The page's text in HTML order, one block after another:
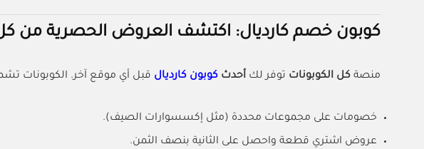
كوبون خصم كارديال: اكتشف العروض الحصرية من كل
منصة كل الكوبونات توفر لك أحدث كوبون كارديال قبل أي موقع آخر. الكوبونات
خصومات على مجموعات محددة (مثل إكسسوارات الصيف).
عروض اشتري قطعة واحصل على الثانية بنصف الثمن.